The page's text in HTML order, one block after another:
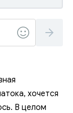
хочется
В целом